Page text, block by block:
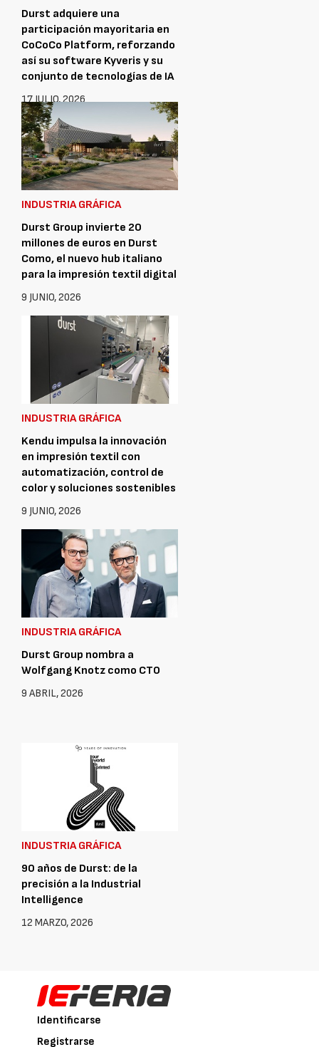
Durst adquiere una
participación mayoritaria en
CoCoCo Platform, reforzando
así su software Kyveris y su
conjunto de tecnologías de IA
17 JULIO, 2026
INDUSTRIA GRÁFICA
Durst Group invierte 20
millones de euros en Durst
Como, el nuevo hub italiano
para la impresión textil digital
9 JUNIO, 2026
INDUSTRIA GRÁFICA
Kendu impulsa la innovación
en impresión textil con
automatización, control de
color y soluciones sostenibles
9 JUNIO, 2026
INDUSTRIA GRÁFICA
Durst Group nombra a
Wolfgang Knotz como CTO
9 ABRIL, 2026
INDUSTRIA GRÁFICA
90 años de Durst: de la
precisión a la Industrial
Intelligence
12 MARZO, 2026
Identificarse
Registrarse